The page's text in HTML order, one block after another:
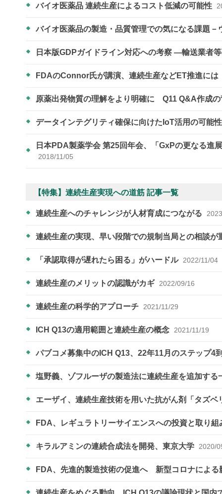
バイオ医薬品 連続生産によるコスト低減の可能性
バイオ医薬品の製造・品質管理での気になる課題
日本版GDPガイドライン対応への考察 ―輸送業者
FDAのConnor氏が講演、連続生産などET推進に
原薬出発物質の理解をより明確に Q11 Q&A作成
データインテグリティ確保に向けたIoT活用の可能
日本PDA製薬学会 第25回年会、「GxPの更なる
2018/11/05
【特集】連続生産実現への道筋 記事一覧
連続生産へのチャレンジが人材育成につながる
連続生産の実現、早い段階での規制当局との相談が
「承認取得が遅れたら困る」がハードル 2022/11/04
連続生産のメリットの認識がカギ 2022/09/16
連続生産の科学的アプローチ 2021/11/29
ICH Q13の適用範囲と連続生産の概念 2021/11/19
パブコメ募集中のICH Q13、22年11月のステップ4
塩野義、ゾフルーザの製造法に連続生産を追加す
エーザイ、連続生産技術を用いた抗がん剤「タズ
FDA、レギュラトリーサイエンスへの投資と取り
キラルアミンの連続合成法を開発、東京大学 2020/
FDA、先進的製造技術の促進へ 新型コロナによる